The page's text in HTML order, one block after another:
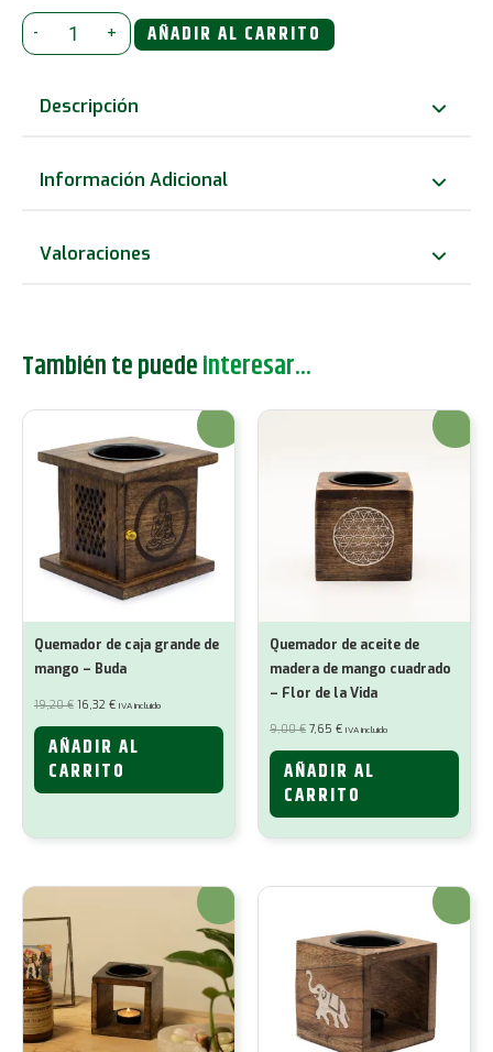
-
Gran
quemador
mango
Diosa
de
Luna
cantidad
+ AÑADIR AL CARRITO
Descripción
Información Adicional
Valoraciones
También te puedeinteresar...
¡Oferta!
Quemador de caja grande de
mango – Buda
19,20€ El
precio
original
era:
19,20 €.
16,32 €El
actual
es:
16,32 €.
IVA incluido
AÑADIR AL
CARRITO
¡Oferta!
Quemador de aceite de
madera de mango cuadrado
– Flor de la Vida
9,00€ El
precio
original
era:
9,00 €.
7,65 €El
actual
es:
7,65 €.
IVA incluido
AÑADIR AL
CARRITO
¡Oferta! ¡Oferta!